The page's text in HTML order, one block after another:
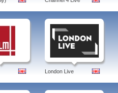
London Live